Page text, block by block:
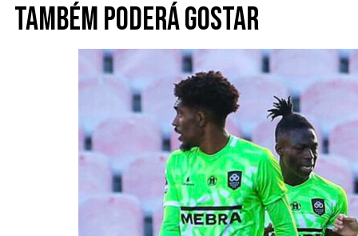
Também poderá gostar